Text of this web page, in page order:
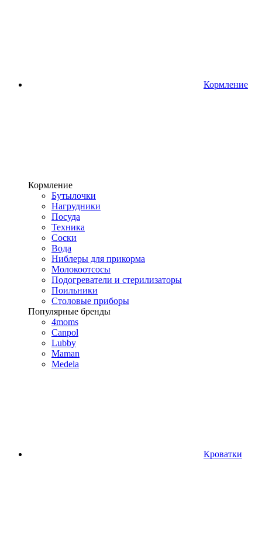
Кормление
Кормление
Бутылочки
Нагрудники
Посуда
Техника
Соски
Вода
Ниблеры для прикорма
Молокоотсосы
Подогреватели и стерилизаторы
Поильники
Столовые приборы
Популярные бренды
4moms
Canpol
Lubby
Maman
Medela
Кроватки